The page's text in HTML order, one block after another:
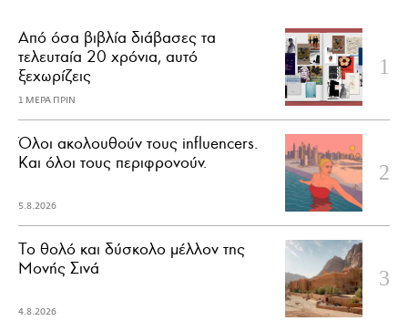
Από όσα βιβλία διάβασες τα
τελευταία 20 χρόνια, αυτό
ξεχωρίζεις
1 ΜΕΡΑ ΠΡΙΝ
Όλοι ακολουθούν τους influencers.
Και όλοι τους περιφρονούν.
5.8.2026
Το θολό και δύσκολο μέλλον της
Μονής Σινά
4.8.2026